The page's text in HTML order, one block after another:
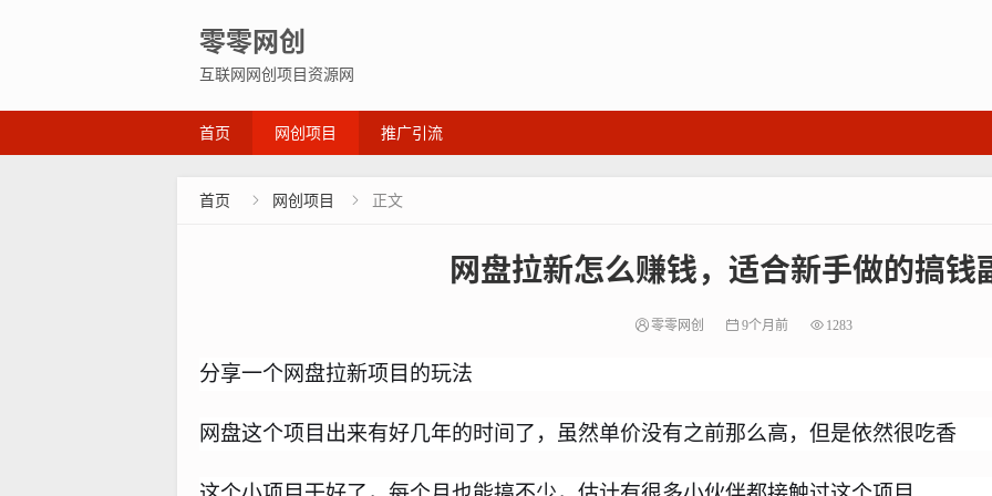
零零网创
互联网网创项目资源网
首页 网创项目 推广引流
首页  网创项目  正文
网盘拉新怎么赚钱，适合新手做的搞钱
零零网创 9个月前 1283
分享一个网盘拉新项目的玩法
网盘这个项目出来有好几年的时间了，虽然单价没有之前那么高，但是依然很吃香